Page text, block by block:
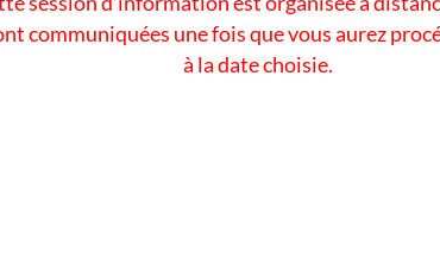
communiquées une fois que vous aurez
à la date choisie.